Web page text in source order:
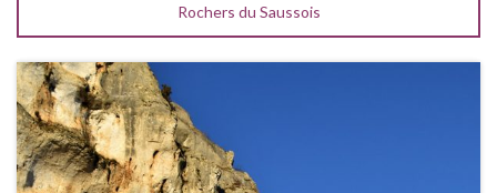
Rochers du Saussois